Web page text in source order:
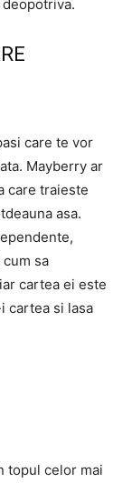
care te vor
Mayberry ar
care traieste
asa.
sa
cartea ei este
cartea si lasa
topul celor mai